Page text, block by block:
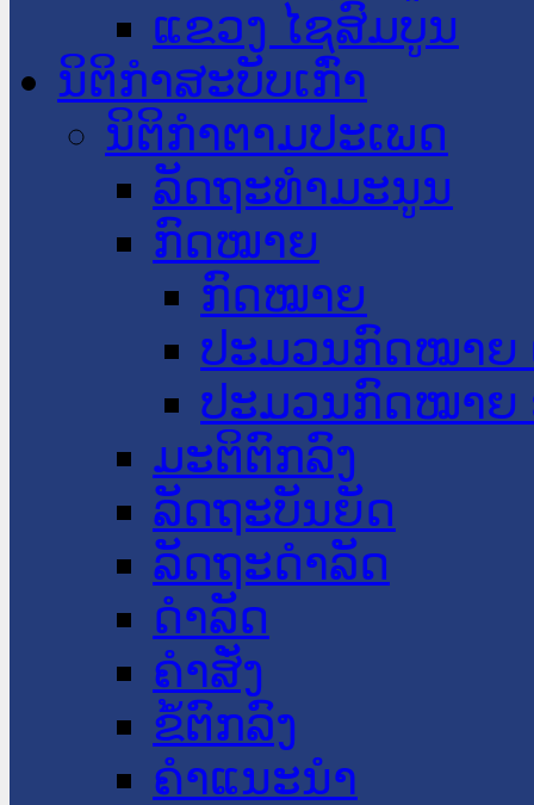
ແຂວງ ໄຊສົມບູນ
ນິຕິກໍາສະບັບເກົ່າ
ນິຕິກຳຕາມປະເພດ
ລັດຖະທໍາມະນູນ
ກົດໝາຍ
ກົດໝາຍ
ປະມວນກົດໝາຍ
ປະມວນກົດໝາຍ
ມະຕິຕົກລົງ
ລັດຖະບັນຍັດ
ລັດຖະດໍາລັດ
ດໍາລັດ
ຄໍາສັ່ງ
ຂໍ້ຕົກລົງ
ຄໍາແນະນໍາ